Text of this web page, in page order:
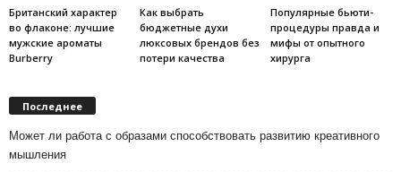
Британский характер
во флаконе: лучшие
мужские ароматы
Burberry
Как выбрать
бюджетные духи
люксовых брендов без
потери качества
Популярные бьюти-
процедуры правда и
мифы от опытного
хирурга
Последнее
Может ли работа с образами способствовать развитию креативного
мышления